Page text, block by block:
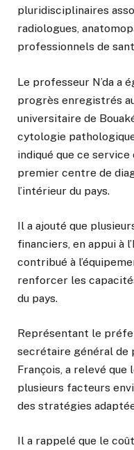
pluridisciplinaires
radiologues,
professionnels de
Le professeur N’da a
progrès enregistrés
universitaire de
cytologie
indiqué que ce service
premier centre de
l’intérieur du pays.
Il a ajouté que
financiers, en appui à
contribué à
renforcer les
du pays.
Représentant le
secrétaire général de
François, a relevé
plusieurs facteurs
des stratégies
Il a rappelé que le